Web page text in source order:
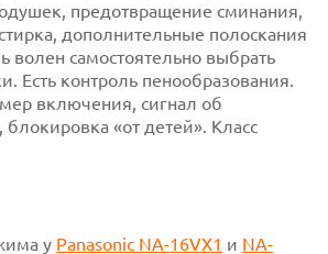
предотвращение сминания,
дополнительные полоскания
волен самостоятельно выбрать
Есть контроль пенообразования.
включения, сигнал об
блокировка «от детей». Класс
у Panasonic NA-16VX1 и NA-